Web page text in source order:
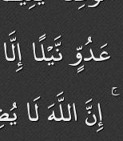
عَدُوٍّ نَّيْلًا
إِنَّ اللَّهَ